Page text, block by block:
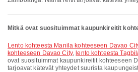
Mitkä ovat suosituimmat kaupunkireitit
lento kohteesta Manila kohteeseen Davao
kohteeseen Davao City, lento kohteesta
ovat suosituimmat kaupunkireitit kohteeseen
tarjoavat kätevät yhteydet suurista